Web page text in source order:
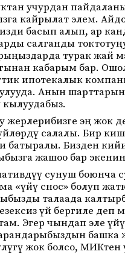
учурдан
кайрылат элем.
басып алып, ар
салганды
турак жай
кабарым бар.
ипотекалык
Анын
жерлерибизге эң жок
салалы. Бир
батыралы. Бизден
жашоо бар
сунуш боюнча
«үйү снос» болуп
талаада
үй бергиле деп
Эгер чындап эле
башка
жок болсо, МИКтен